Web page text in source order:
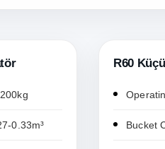
0.33m³
R60
Bucket